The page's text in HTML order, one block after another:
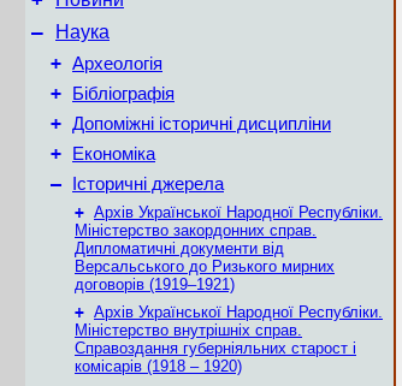
–
Наука
+ Археологія
+ Бібліографія
+ Допоміжні історичні дисципліни
+ Економіка
– Історичні джерела
+ Архів Української Народної Республіки.
Міністерство закордонних справ.
Дипломатичні документи від
Версальського до Ризького мирних
договорів (1919–1921)
+ Архів Української Народної Республіки.
Міністерство внутрішніх справ.
Справоздання губерніяльних старост і
комісарів (1918 – 1920)